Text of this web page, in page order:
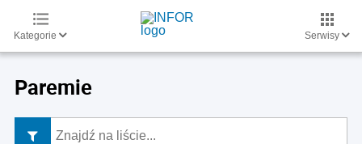
Kategorie Serwisy
Paremie